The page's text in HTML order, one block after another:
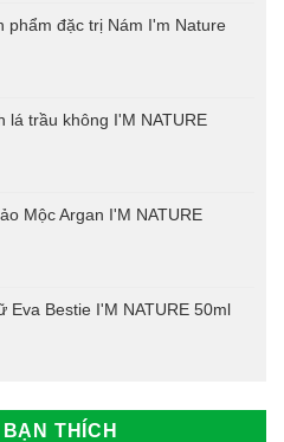
phẩm đặc trị Nám I'm Nature
lá trầu không I'M NATURE
Mộc Argan I'M NATURE
Eva Bestie I'M NATURE 50ml
THÍCH